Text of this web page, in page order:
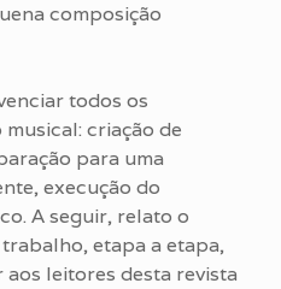
composição
todos os
criação de
para uma
execução do
A seguir, relato o
etapa a etapa,
leitores desta revista